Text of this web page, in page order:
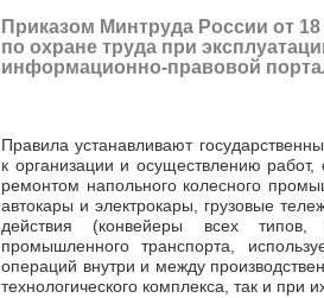
Приказом Минтруда России от
по охране труда при
информационно-правовой
Правила устанавливают
к организации и осуществлению
ремонтом напольного колесного
автокары и электрокары, грузовые
действия (конвейеры всех типов,
промышленного транспорта,
операций внутри и между
технологического комплекса, так и при